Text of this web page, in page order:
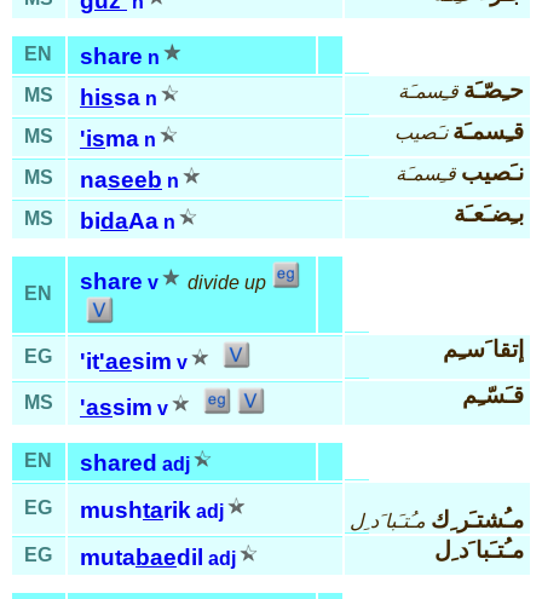
EN share n
MS
hissa n حـِصّـَة قـِسمـَة
MS 'isma n قـِسمـَة نـَصيب
MS naseeb n نـَصيب قـِسمـَة
MS bidaAa n بـِضـَعـَة
EN share v divide up
EG 'it'aesim v
إتقا َسـِم
MS 'assim v
قـَسّـِم
EN shared adj
EG mushtarik adj مـُشتـَر ِك مـُتـَبا َد ِل
EG
mutabaedil adj مـُتـَبا َد ِل